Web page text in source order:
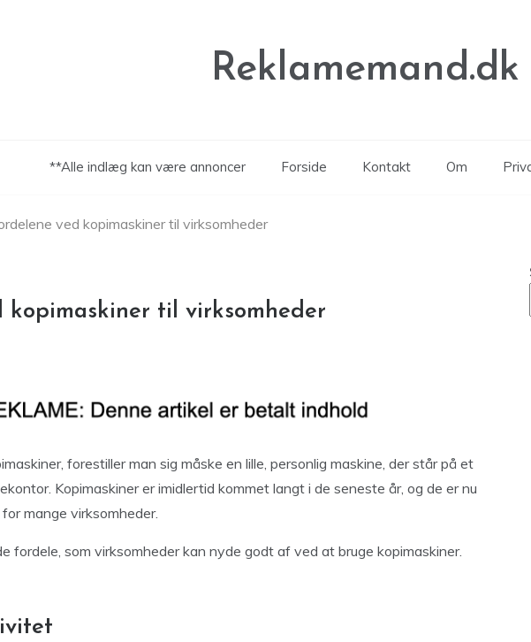
Reklamemand.dk
**Alle indlæg kan være annoncer Forside Kontakt Om
ved kopimaskiner til virksomheder
kopimaskiner til virksomheder
forestiller man sig måske en lille, personlig maskine, der står på et
Kopimaskiner er imidlertid kommet langt i de seneste år, og de er nu
mange virksomheder.
fordele, som virksomheder kan nyde godt af ved at bruge kopimaskiner.